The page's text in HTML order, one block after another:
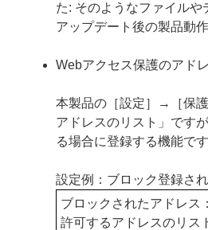
た: そのようなファイル
アップデート後の製品動
Webアクセス保護のアド
本製品の［設定］→［保
アドレスのリスト」です
る場合に登録する機能で
設定例：ブロック登録さ
ブロックされたアドレス
許可するアドレスのリス